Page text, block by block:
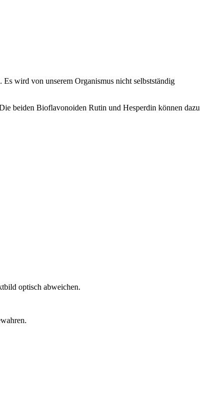
wird von unserem Organismus nicht selbstständig
beiden Bioflavonoiden Rutin und Hesperdin können dazu
optisch abweichen.